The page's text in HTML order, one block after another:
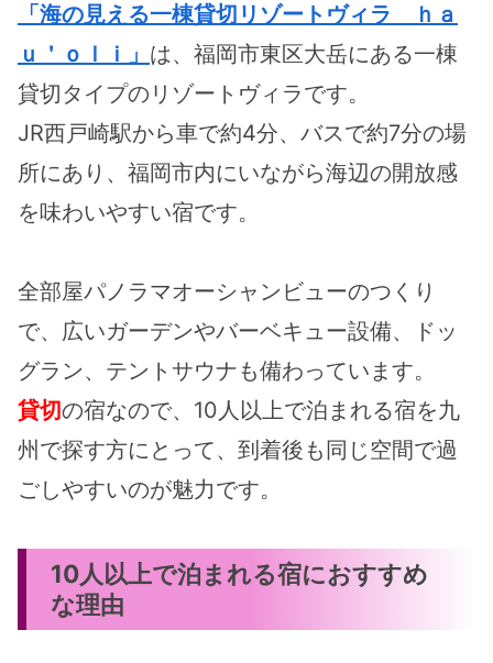
「海の見える一棟貸切リゾートヴィラ ｈａ
ｕ＇ｏｌｉ」 は、福岡市東区大岳にある一棟
貸切タイプのリゾートヴィラです。
JR西戸崎駅から車で約4分、バスで約7分の場
所にあり、福岡市内にいながら海辺の開放感
を味わいやすい宿です。
全部屋パノラマオーシャンビューのつくり
で、広いガーデンやバーベキュー設備、ドッ
グラン、テントサウナも備わっています。
貸切の宿なので、10人以上で泊まれる宿を九
州で探す方にとって、到着後も同じ空間で過
ごしやすいのが魅力です。
10人以上で泊まれる宿におすすめ
な理由